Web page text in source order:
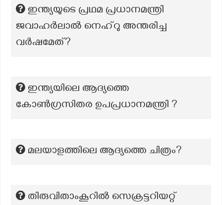
ഇന്ത്യയുടെ പ്രഥമ പ്രധാനമന്ത്രി
ജവാഹർലാൽ നെഹ്‌റു അന്തരിച്ച
വർഷമേത്?
ഇന്ത്യയിലെ ആദ്യത്തെ
കോൺഗ്രസിതര ഉപപ്രധാനമന്ത്രി ?
മലയാളത്തിലെ ആദ്യത്തെ ചിത്രം?
തിരുവിതാംകൂറിൽ സെക്രട്ടറിയറ്റ്